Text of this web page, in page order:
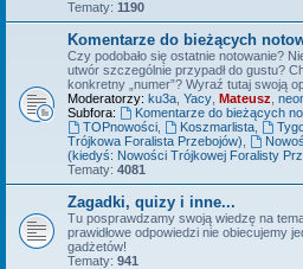
Tematy: 1190
Komentarze do bieżących
Czy podobało się ostatnie notowanie?
utwór szczególnie przypadł do gustu?
konkretny „numer”? Wyraź tutaj swoją
Moderatorzy: ku3a Yacy Mateusz
Subfora:
Komentarze do bieżących
TOPnowości, Koszmarlista,
Trójkowa Foralista Przebojów)
(kiedyś: Nowości Trójkowej Foralisty
Tematy: 4081
Zagadki, quizy i inne...
Tu posprawdzamy swoją wiedzę na
prawidłowe odpowiedzi nie obiecujemy
gadżetów!
Tematy: 941